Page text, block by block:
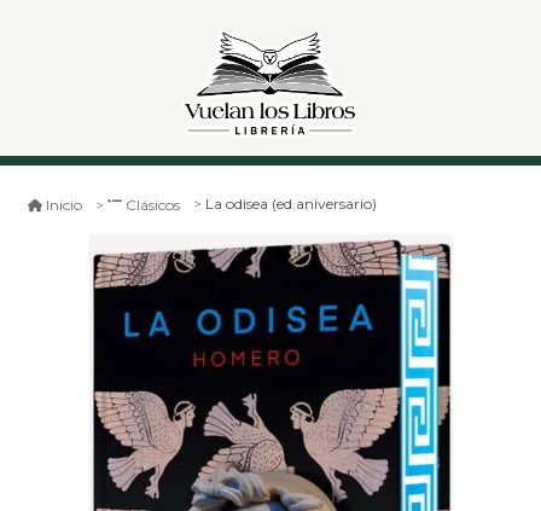
Inicio Clásicos La odisea (ed.aniversario)